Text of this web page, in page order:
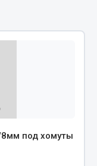
8мм под хомуты